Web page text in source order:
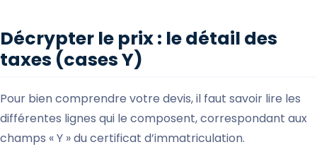
Décrypter le prix : le détail des
taxes (cases Y)
Pour bien comprendre votre devis, il faut savoir lire les
différentes lignes qui le composent, correspondant aux
champs « Y » du certificat d’immatriculation.